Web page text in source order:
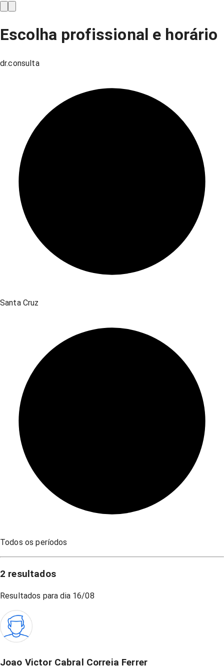
Escolha profissional e horário
dr.consulta
Santa Cruz
Todos os períodos
2 resultados
Resultados para dia 16/08
Joao Victor Cabral Correia Ferrer